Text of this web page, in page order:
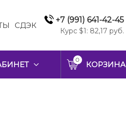
СДЭК
+7 (991) 641-42-45
Курс $1: 82,17 руб.
0
КОРЗИНА